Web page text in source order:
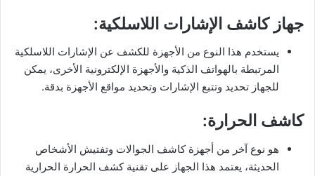
جهاز كاشف الإشارات اللاسلكية:
يستخدم هذا النوع من الأجهزة للكشف عن الإشارات اللاسلكية
المرتبطة بالهواتف الذكية والأجهزة الإلكترونية الأخرى، يمكن
للجهاز تحديد وتتبع الإشارات وتحديد مواقع الأجهزة بدقة.
كاشف الحرارة:
هو نوع آخر من أجهزة كاشف الجوالات وتفتيش الأشخاص
الحديثة، يعتمد هذا الجهاز على تقنية كشف الحرارة الحرارية